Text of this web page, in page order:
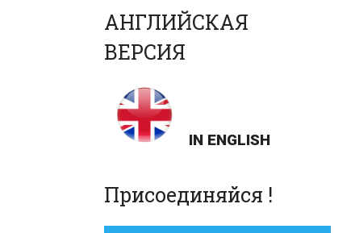
АНГЛИЙСКАЯ
ВЕРСИЯ
IN ENGLISH
Присоединяйся !